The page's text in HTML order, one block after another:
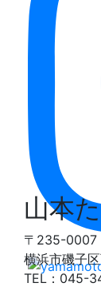
山本
〒235-0007
横浜市磯子
TEL：045-